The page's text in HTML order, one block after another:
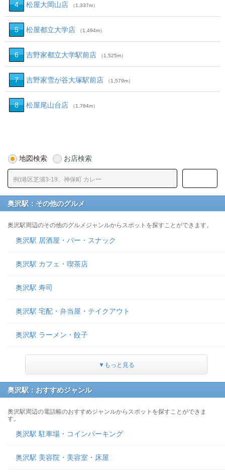
4 松屋大岡山店 （1,337m）
5 松屋都立大学店 （1,494m）
6 吉野家都立大学駅前店 （1,525m）
7 吉野家雪が谷大塚駅前店 （1,579m）
8 松屋尾山台店 （1,764m）
地図検索 お店検索
奥沢駅：その他のグルメ
奥沢駅周辺のその他のグルメジャンルからスポットを探すことができます。
奥沢駅 居酒屋・バー・スナック
奥沢駅 カフェ・喫茶店
奥沢駅 寿司
奥沢駅 宅配・弁当屋・テイクアウト
奥沢駅 ラーメン・餃子
▼もっと見る
奥沢駅：おすすめジャンル
奥沢駅周辺の電話帳のおすすめジャンルからスポットを探すことができま
す。
奥沢駅 駐車場・コインパーキング
奥沢駅 美容院・美容室・床屋